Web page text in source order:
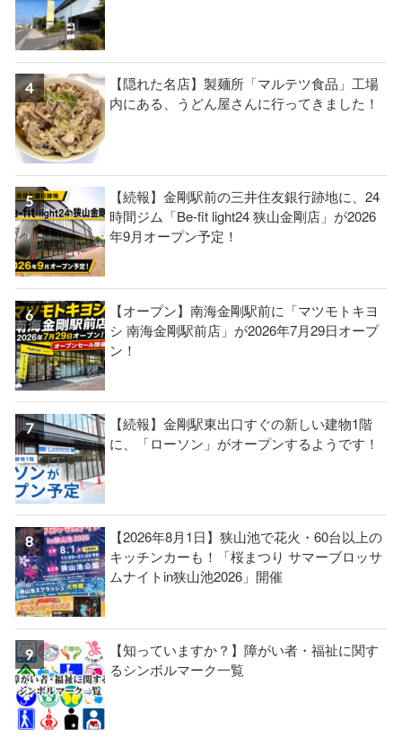
【隠れた名店】製麺所「マルテツ食品」工場
内にある、うどん屋さんに行ってきました！
【続報】金剛駅前の三井住友銀行跡地に、24
時間ジム「Be-fit light24 狭山金剛店」が2026
年9月オープン予定！
【オープン】南海金剛駅前に「マツモトキヨ
シ 南海金剛駅前店」が2026年7月29日オープ
ン！
【続報】金剛駅東出口すぐの新しい建物1階
に、「ローソン」がオープンするようです！
【2026年8月1日】狭山池で花火・60台以上の
キッチンカーも！「桜まつり サマーブロッサ
ムナイトin狭山池2026」開催
【知っていますか？】障がい者・福祉に関す
るシンボルマーク一覧